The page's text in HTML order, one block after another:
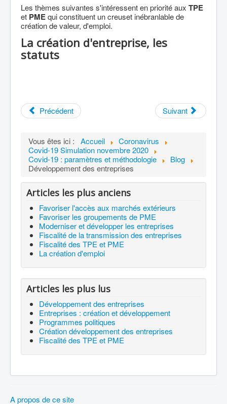
Les thèmes suivantes s'intéressent en priorité aux TPE
et PMEqui constituent un creuset inébranlable de
création de valeur, d'emploi.
La création d'entreprise, les
statuts
Précédent Suivant
Vous êtes ici : Accueil
Coronavirus
Covid-19 Simulation novembre 2020
Covid-19 : paramètres et méthodologie
Blog
Développement des entreprises
Articles les plus anciens
Favoriser l'accès aux marchés extérieurs
Favoriser les groupements de PME
Moderniser et développer les entreprises
Fiscalité de la transmission des entreprises
Fiscalité des TPE et PME
La création d'emploi
Articles les plus lus
Développement des entreprises
Entreprises : création et développement
Programmes politiques
Création développement des entreprises
Fiscalité des TPE et PME
A propos de ce site